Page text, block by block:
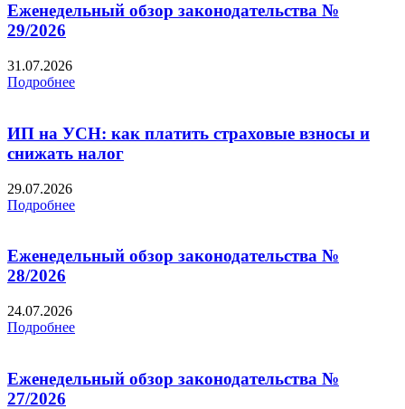
Еженедельный обзор законодательства №
29/2026
31.07.2026
Подробнее
ИП на УСН: как платить страховые взносы и
снижать налог
29.07.2026
Подробнее
Еженедельный обзор законодательства №
28/2026
24.07.2026
Подробнее
Еженедельный обзор законодательства №
27/2026